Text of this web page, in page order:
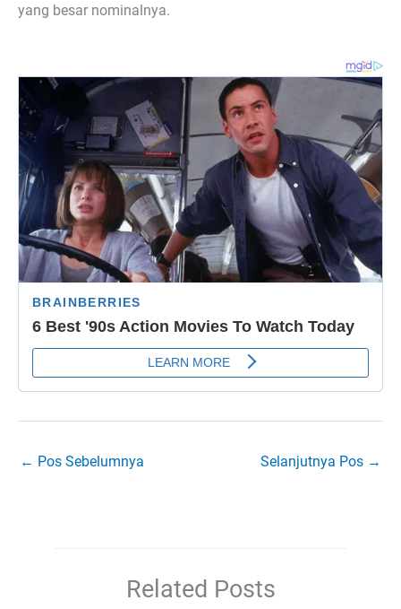
yang besar nominalnya.
← Pos Sebelumnya Selanjutnya Pos →
Related Posts